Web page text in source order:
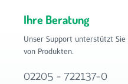
Ihre Beratung
Unser Support unterstützt
von Produkten.
02205 - 722137-0